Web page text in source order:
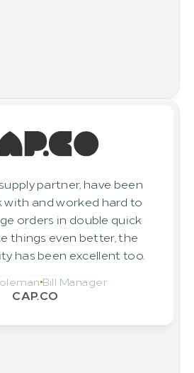
partner, have been
with and worked hard to
orders in double quick
things even better, the
has been excellent too.
Bill Manager
CAP.CO